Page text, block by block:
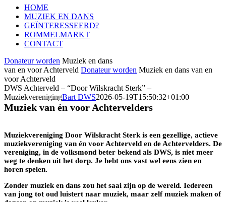
HOME
MUZIEK EN DANS
GEÏNTERESSEERD?
ROMMELMARKT
CONTACT
Donateur worden Muziek en dans
van en voor Achterveld Donateur worden Muziek en dans van en
voor Achterveld
DWS Achterveld – “Door Wilskracht Sterk” –
MuziekverenigingBart DWS2026-05-19T15:50:32+01:00
Muziek van én voor Achtervelders
Muziekvereniging Door Wilskracht Sterk is een gezellige, actieve
muziekvereniging van én voor Achterveld en de Achtervelders. De
vereniging, in de volksmond beter bekend als DWS, is niet meer
weg te denken uit het dorp. Je hebt ons vast wel eens zien en
horen spelen.
Zonder muziek en dans zou het saai zijn op de wereld. Iedereen
van jong tot oud luistert naar muziek, maar zelf muziek maken of